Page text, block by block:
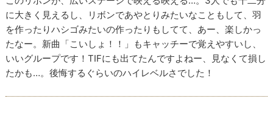
に大きく見えるし、リボンであやとりみたいなこともして、羽
を作ったりハシゴみたいの作ったりもしてて、あー、楽しかっ
たなー。新曲「こいしょ！！」もキャッチーで覚えやすいし、
いいグループです！TIFにも出てたんですよねー、見なくて損し
たかも…。後悔するぐらいのハイレベルさでした！